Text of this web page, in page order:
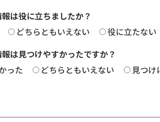
は役に立ちましたか？
どちらともいえない
役に立たない
は見つけやすかったですか？
った どちらともいえない 見つけ